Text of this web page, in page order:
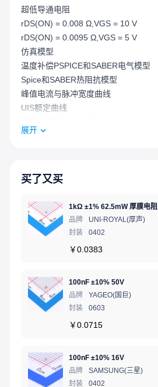
超低导通电阻
rDS(ON) = 0.008 Ω,VGS = 10 V
rDS(ON) = 0.0095 Ω,VGS = 5 V
仿真模型
温度补偿PSPICE和SABER电气模型
Spice和SABER热阻抗模型
峰值电流与脉冲宽度曲线
UIS额定曲线
展开
买了又买
1kΩ ±1% 62.5mW 厚膜电阻
品牌
UNI-ROYAL(厚声)
封装
0402
￥0.0383
100nF ±10% 50V
品牌
YAGEO(国巨)
封装
0603
￥0.0715
100nF ±10% 16V
品牌
SAMSUNG(三星)
封装
0402